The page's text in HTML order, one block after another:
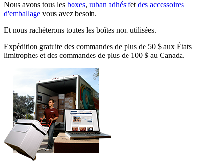
Nous avons tous les boxes, ruban adhésifetdes accessoires
d'emballage vous avez besoin.
Et nous rachèterons toutes les boîtes non utilisées.
Expédition gratuite des commandes de plus de 50 $ aux États
limitrophes et des commandes de plus de 100 $ au Canada.